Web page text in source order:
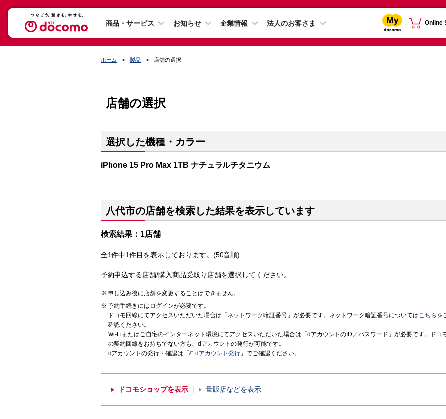
商品・サービス お知らせ 企業情報 法人のお客さま Online
ホーム 製品 店舗の選択
店舗の選択
選択した機種・カラー
iPhone 15 Pro Max 1TB ナチュラルチタニウム
八代市の店舗を検索した結果を表示しています
検索結果：1店舗
全1件中1件目を表示しております。(50音順)
予約申込する店舗/購入商品受取り店舗を選択してください。
申し込み後に店舗を変更することはできません。
予約手続きにはログインが必要です。
ドコモ回線にてアクセスいただいた場合は「ネットワーク暗証番号」が必要です。ネットワーク暗証番号についてはこちら を
確認ください。
Wi-Fiまたはご自宅のインターネット環境にてアクセスいただいた場合は「dアカウントのID／パスワード」が必要です。ドコ
の契約回線をお持ちでない方も、dアカウントの発行が可能です。
dアカウントの発行・確認は「
dアカウント発行 」でご確認ください。
ドコモショップを表示 量販店などを表示